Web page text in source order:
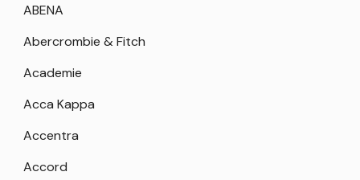
ABENA
Abercrombie & Fitch
Academie
Acca Kappa
Accentra
Accord